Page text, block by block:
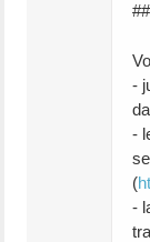
-
-
(
-